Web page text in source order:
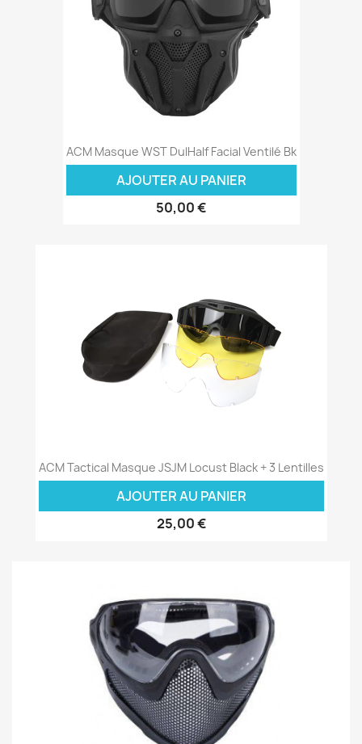
ACM Masque WST DulHalf Facial Ventilé Bk
AJOUTER AU PANIER
50,00 €
ACM Tactical Masque JSJM Locust Black + 3 Lentilles
AJOUTER AU PANIER
25,00 €